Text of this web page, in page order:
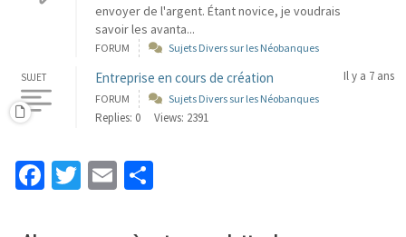
envoyer de l'argent. Étant novice, je voudrais
savoir les avanta...
FORUM Sujets Divers sur les Néobanques
SUJET Entreprise en cours de création Il y a 7 ans
FORUM Sujets Divers sur les Néobanques
Replies: 0 Views: 2391
Fa T E P